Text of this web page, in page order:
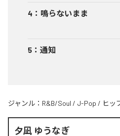
4 ： 鳴らないまま
5 ： 通知
ジャンル： R&B/Soul / J-Pop / ヒッ
夕凪 ゆうなぎ